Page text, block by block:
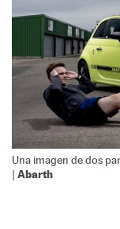
Una imagen de dos
| Abarth